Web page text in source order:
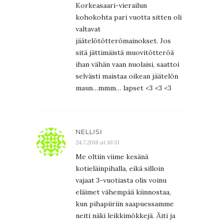
Korkeasaari-vierailun
kohokohta pari vuotta sitten oli
valtavat
jäätelötötterömainokset. Jos
sitä jättimäistä muovitötteröä
ihan vähän vaan nuolaisi, saattoi
selvästi maistaa oikean jäätelön
maun…mmm… lapset <3 <3 <3
NELLISI
24.7.2018 at 10:31
Me oltiin viime kesänä
kotieläinpihalla, eikä silloin
vajaat 3-vuotiasta olis voinu
eläimet vähempää kiinnostaa,
kun pihapiiriin saapuessamme
neiti näki leikkimökkejä. Äiti ja